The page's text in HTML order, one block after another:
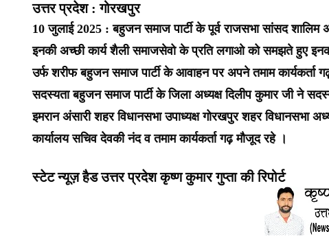
उत्तर प्रदेश : गोरखपुर
10 जुलाई 2025 : बहुजन समाज पार्टी के पूर्व राजसभा सांसद शालिम
इनकी अच्छी कार्य शैली समाजसेवो के प्रति लगाओ को समझते हुए
उर्फ शरीफ बहुजन समाज पार्टी के आवाहन पर अपने तमाम कार्यकर्ता
सदस्यता बहुजन समाज पार्टी के जिला अध्यक्ष दिलीप कुमार जी ने
इमरान अंसारी शहर विधानसभा उपाध्यक्ष गोरखपुर शहर विधानसभा
कार्यालय सचिव देवकी नंद व तमाम कार्यकर्ता गढ़ मौजूद रहे ।
स्टेट न्यूज़ हैड उत्तर प्रदेश कृष्ण कुमार गुप्ता की रिपोर्ट